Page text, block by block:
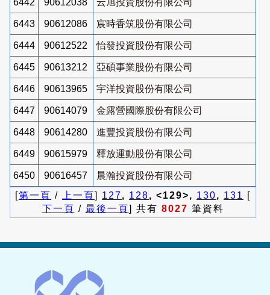
6443 90612086 宸時香筑股份有限公司
6444 90612522 怡發投資股份有限公司
6445 90613212 亞碩事業股份有限公司
6446 90613965 宇洋投資股份有限公司
6447 90614079 金露營國際股份有限公司
6448 90614280 進豐投資股份有限公司
6449 90615979 釋放運動股份有限公司
6450 90616457
晨瀚投資股份有限公司
[第一頁 / 上一頁] 127, 128, <129>, 130, 131
[
下一頁 / 最後一頁] 共有 8027 筆資料